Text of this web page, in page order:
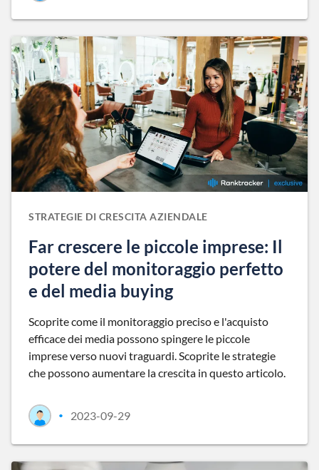
STRATEGIE DI CRESCITA AZIENDALE
Far crescere le piccole imprese: Il
potere del monitoraggio perfetto
e del media buying
Scoprite come il monitoraggio preciso e l'acquisto
efficace dei media possono spingere le piccole
imprese verso nuovi traguardi. Scoprite le strategie
che possono aumentare la crescita in questo articolo.
• 2023-09-29